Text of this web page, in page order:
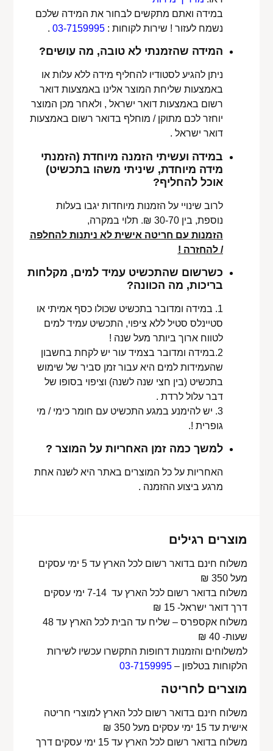
במידה ואתם מתקשים לבחור את המידה שלכם
נשמח לעזור ! שירות לקוחות :03-7159995
.
המידה שהזמנתי לא טובה, מה עושים?
ניתן להגיע לסטודיו להחליף מידה ללא עלות או
באמצעות שליחת המוצר אלינו באמצעות דואר
רשום באמצעות דואר ישראל , ולאחר מכן המוצר
יוחזר לכם מתוקן / מוחלף בדואר רשום באמצעות
דואר ישראל .
במידה ועשיתי הזמנה מיוחדת (הזמנתי
מידה מיוחדת, שיניתי משהו בתכשיט)
אוכל להחליף?
לרוב שינויי על הזמנות מיוחדות יגבו בעלות
נוספת, בין 30-70 ₪. תלוי במקרה,
הזמנות עם חריטה אישית לא ניתנות להחלפה
/ להחזרה !
כשרשום שהתכשיט עמיד למים, מקלחות
בריכות, מה הכוונה?
1. במידה ומדובר בתכשיט שכולו כסף אמיתי או
סטיינלס סטיל ללא ציפוי, התכשיט עמיד למים
לטווח ארוך ביותר מעל שנה !
2.במידה ומדובר בצמיד עור יש לקחת בחשבון
שהעמידות למים היא עבור זמן סביר של שימוש
בתכשיט (בין חצי שנה לשנה) וציפוי בסופו של
דבר עלול לרדת .
3. יש להימנע במגע התכשיט עם חומר כימי / מי
גופרית !.
למשך כמה זמן האחריות על המוצר ?
האחריות על כל המוצרים באתר היא לשנה אחת
מרגע ביצוע ההזמנה .
מוצרים רגילים
משלוח חינם בדואר רשום לכל הארץ עד 5 ימי עסקים
מעל 350 ₪
משלוח בדואר רשום לכל הארץ עד 7-14 ימי עסקים
דרך דואר ישראל- 15 ₪
משלוח אקספרס – שליח עד הבית לכל הארץ עד 48
שעות- 40 ₪
למשלוחים והזמנות דחופות התקשרו עכשיו לשירות
הלקוחות בטלפון –03-7159995
מוצרים לחריטה
משלוח חינם בדואר רשום לכל הארץ למוצרי חריטה
אישית עד 15 ימי עסקים מעל 350 ₪
משלוח בדואר רשום לכל הארץ עד 15 ימי עסקים דרך